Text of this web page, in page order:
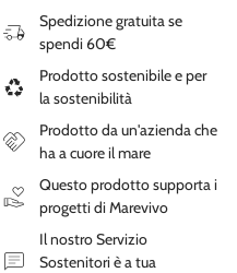
Spedizione gratuita se
spendi 60€
Prodotto sostenibile e per
la sostenibilità
Prodotto da un'azienda che
ha a cuore il mare
Questo prodotto supporta i
progetti di Marevivo
Il nostro Servizio
Sostenitori è a tua